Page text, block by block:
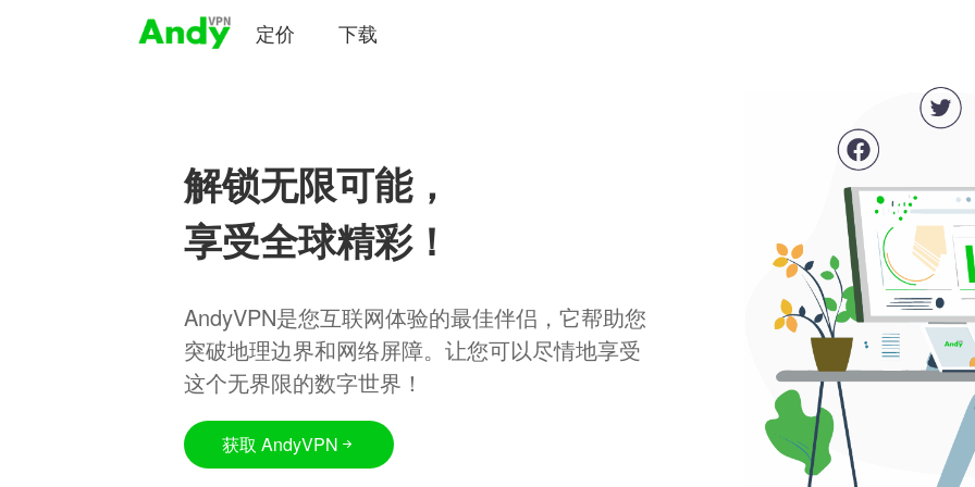
定价 下载
解锁无限可能，
享受全球精彩！
AndyVPN是您互联网体验的最佳伴侣，它帮助您
突破地理边界和网络屏障。让您可以尽情地享受
这个无界限的数字世界！
获取 AndyVPN